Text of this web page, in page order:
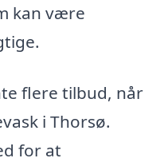
kan være
flere tilbud, når
i Thorsø.
for at